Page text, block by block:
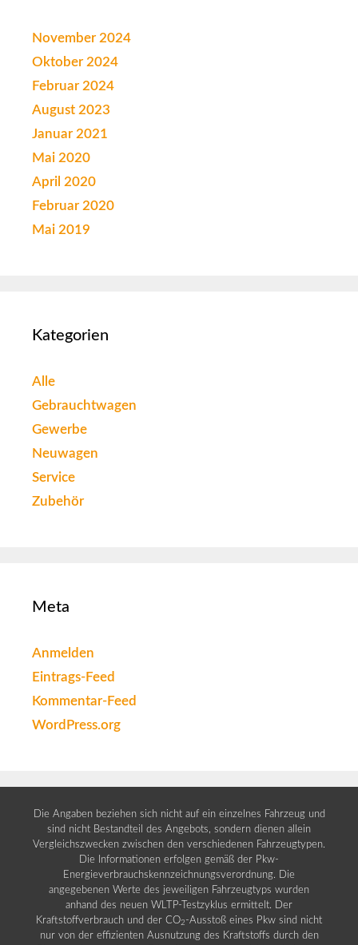
November 2024
Oktober 2024
Februar 2024
August 2023
Januar 2021
Mai 2020
April 2020
Februar 2020
Mai 2019
Kategorien
Alle
Gebrauchtwagen
Gewerbe
Neuwagen
Service
Zubehör
Meta
Anmelden
Eintrags-Feed
Kommentar-Feed
WordPress.org
Die Angaben beziehen sich nicht auf ein einzelnes Fahrzeug und
sind nicht Bestandteil des Angebots, sondern dienen allein
Vergleichszwecken zwischen den verschiedenen Fahrzeugtypen.
Die Informationen erfolgen gemäß der Pkw-
Energieverbrauchskennzeichnungsverordnung. Die
angegebenen Werte des jeweiligen Fahrzeugtyps wurden
anhand des neuen WLTP-Testzyklus ermittelt. Der
Kraftstoffverbrauch und der CO2 -Ausstoß eines Pkw sind nicht
nur von der effizienten Ausnutzung des Kraftstoffs durch den